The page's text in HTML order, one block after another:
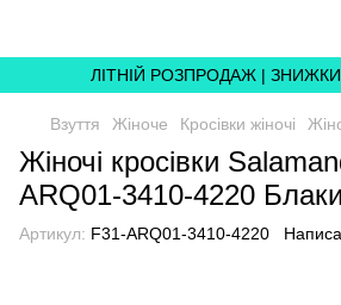
ЛІТНІЙ РОЗПРОДАЖ |
Взуття Жіноче Кросівки жіночі
Жіночі кросівки
ARQ01-3410-4220
Артикул: F31-ARQ01-3410-4220